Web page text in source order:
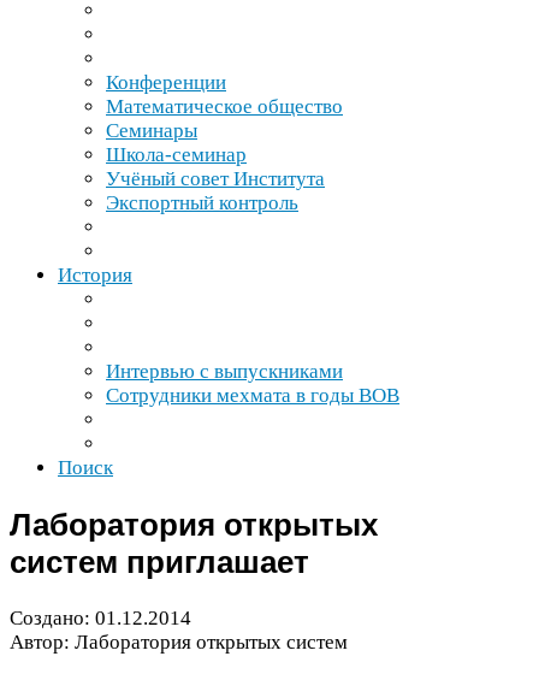
Конференции
Математическое общество
Семинары
Школа-​семинар
Учёный совет Института
Экспортный контроль
История
Интервью с выпускниками
Сотрудники мехмата в годы ВОВ
Поиск
Лаборатория открытых
систем приглашает
Создано: 01.12.2014
Автор: Лаборатория открытых систем